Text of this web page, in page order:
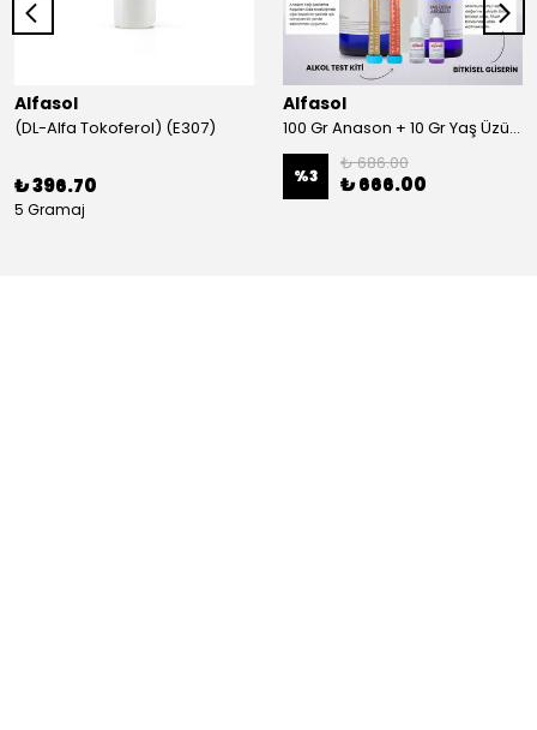
Alfasol
(DL-Alfa Tokoferol) (E307)
₺ 396.70
5 Gramaj
Alfasol
100 Gr Anason + 10 Gr Yaş Üzüm + 250 Gr Gliserin + Alkol Test Kiti
%3
₺ 686.00
₺ 666.00